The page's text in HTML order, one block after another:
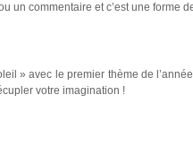
un commentaire et c’est une forme
» avec le premier thème de
votre imagination !